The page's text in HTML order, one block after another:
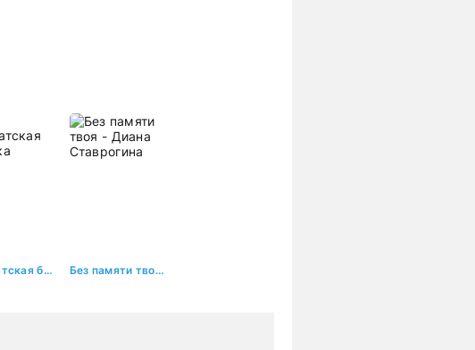
Адвокатская булочка Без памяти твоя - Диана Ставрогина